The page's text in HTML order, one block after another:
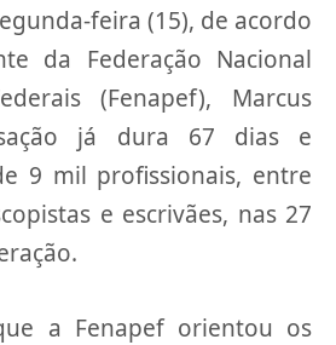
feira (15), de acordo
da Federação Nacional
(Fenapef), Marcus
já dura 67 dias e
9 mil profissionais, entre
e escrivães, nas 27
a Fenapef orientou os